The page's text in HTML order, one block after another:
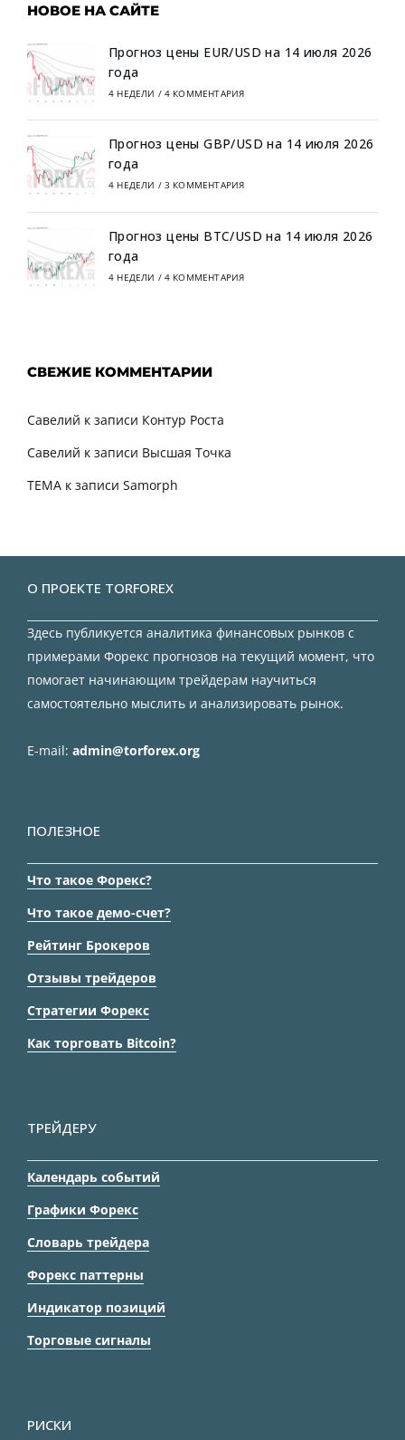
НОВОЕ НА САЙТЕ
Прогноз цены EUR/USD на 14 июля 2026
года
4 НЕДЕЛИ / 4 КОММЕНТАРИЯ
Прогноз цены GBP/USD на 14 июля 2026
года
4 НЕДЕЛИ / 3 КОММЕНТАРИЯ
Прогноз цены BTC/USD на 14 июля 2026
года
4 НЕДЕЛИ / 4 КОММЕНТАРИЯ
СВЕЖИЕ КОММЕНТАРИИ
Савелий к записи Контур Роста
Савелий к записи Высшая Точка
TEMA к записи Samorph
О ПРОЕКТЕ TORFOREX
Здесь публикуется аналитика финансовых рынков с
примерами Форекс прогнозов на текущий момент, что
помогает начинающим трейдерам научиться
самостоятельно мыслить и анализировать рынок.
E-mail: admin@torforex.org
ПОЛЕЗНОЕ
Что такое Форекс?
Что такое демо-счет?
Рейтинг Брокеров
Отзывы трейдеров
Стратегии Форекс
Как торговать Bitcoin?
ТРЕЙДЕРУ
Календарь событий
Графики Форекс
Словарь трейдера
Форекс паттерны
Индикатор позиций
Торговые сигналы
РИСКИ